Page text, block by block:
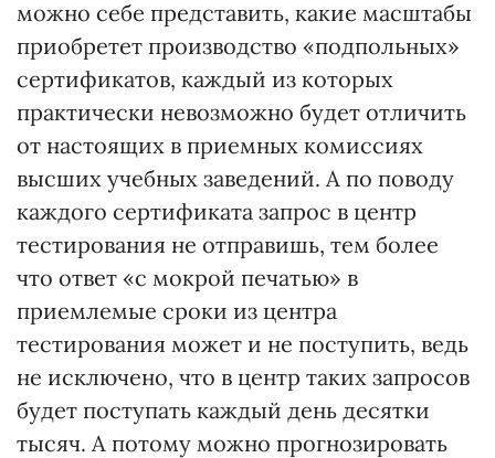
можно себе представить, какие масштабы
приобретет производство «подпольных»
сертификатов, каждый из которых
практически невозможно будет отличить
от настоящих в приемных комиссиях
высших учебных заведений. А по поводу
каждого сертификата запрос в центр
тестирования не отправишь, тем более
что ответ «с мокрой печатью» в
приемлемые сроки из центра
тестирования может и не поступить, ведь
не исключено, что в центр таких запросов
будет поступать каждый день десятки
тысяч. А потому можно прогнозировать